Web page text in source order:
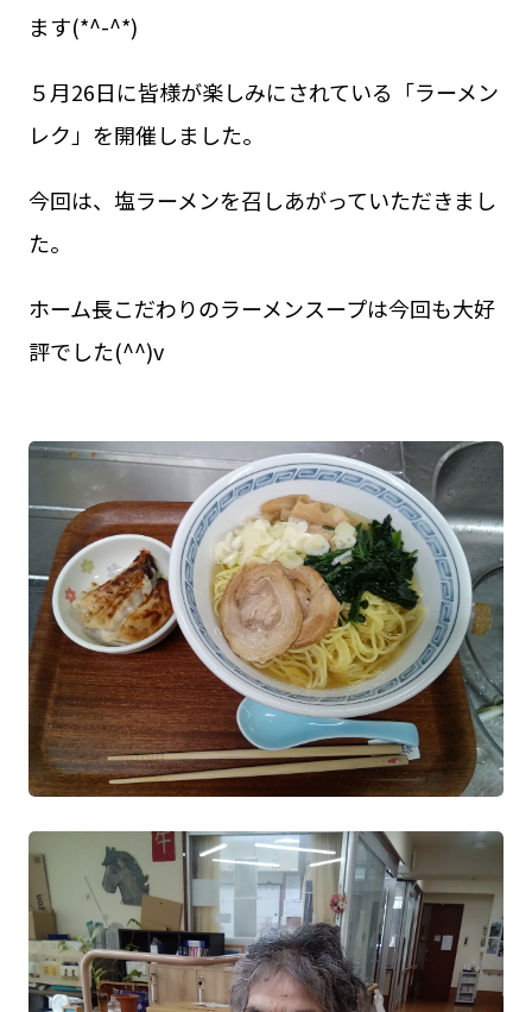
ます(*^-^*)
５月26日に皆様が楽しみにされている「ラーメン
レク」を開催しました。
今回は、塩ラーメンを召しあがっていただきまし
た。
ホーム長こだわりのラーメンスープは今回も大好
評でした(^^)v